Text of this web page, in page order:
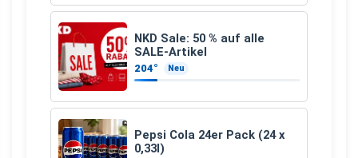
NKD Sale: 50 % auf alle
SALE-Artikel
204° Neu
Pepsi Cola 24er Pack (24 x
0,33l)